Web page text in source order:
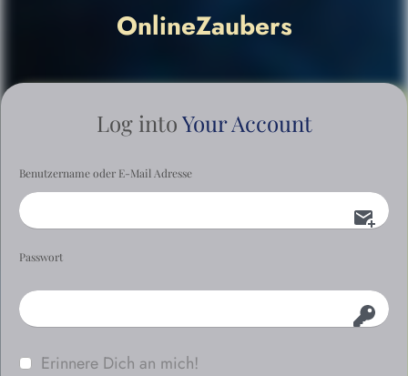
OnlineZaubers
Log intoYour Account
Benutzername oder E-Mail Adresse
Passwort
Erinnere Dich an mich!